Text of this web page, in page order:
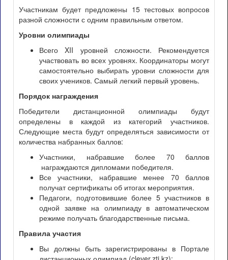
Участникам будет предложены 15 тестовых вопросов
разной сложности с одним правильным ответом.
Уровни олимпиады
Всего XII уровней сложности. Рекомендуется
участвовать во всех уровнях. Координаторы могут
самостоятельно выбирать уровни сложности для
своих учеников. Самый легкий первый уровень.
Порядок награждения
Победители дистанционной олимпиады будут
определены в каждой из категорий участников.
Следующие места будут определяться зависимости от
количества набранных баллов:
Участники, набравшие более 70 баллов
награждаются дипломами победителя.
Все участники, набравшие менее 70 баллов
получат сертификаты об итогах мероприятия.
Педагоги, подготовившие более 5 участников в
одной заявке на олимпиаду в автоматическом
режиме получать благодарственные письма.
Правила участия
Вы должны быть зарегистрированы в Портале